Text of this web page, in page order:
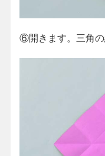
⑥開きます。三角の